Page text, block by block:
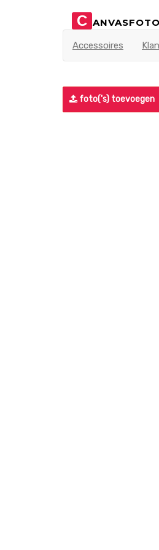
C
Accessoires
foto('s) toevoegen